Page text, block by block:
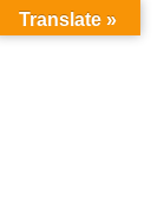
MENU
Translate »